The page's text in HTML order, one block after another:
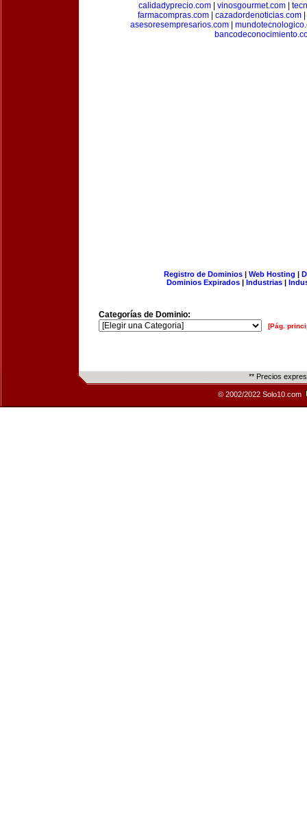
calidadyprecio.com
vinosgourmet.com
farmacompras.com
cazadordenoticias.com
asesoresempresarios.com
Registro de Dominios| Web Hosting |
Dominios Expirados | Industrias |
Categorías de Dominio:
[Pág.
** Precios
© 2002/2022 Solo10.com